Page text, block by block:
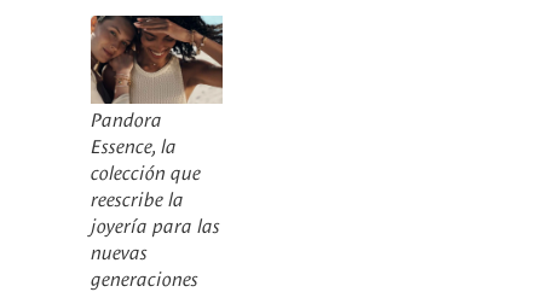
Pandora
Essence, la
colección que
reescribe la
joyería para las
nuevas
generaciones